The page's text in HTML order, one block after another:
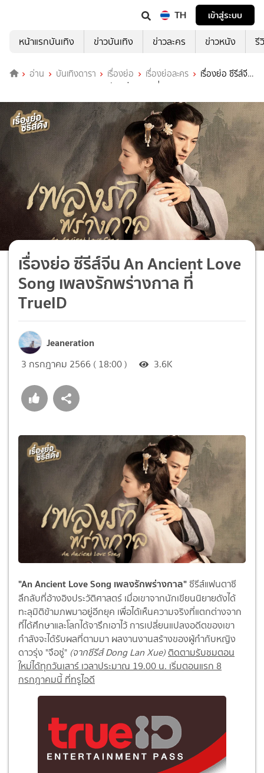
TH
เข้าสู่ระบบ
หน้าแรกบันเทิง
ข่าวบันเทิง ข่าวละคร ข่าวหนัง รี
อ่าน บันเทิงดารา เรื่องย่อ เรื่องย่อละคร
เรื่องย่อ ซีรีส์จีน
An Ancient Love Song เพลงรักพร่างกาล ที่ TrueID
เรื่องย่อ ซีรีส์จีน An Ancient Love
Song เพลงรักพร่างกาล ที่
TrueID
Jeaneration
3 กรกฎาคม 2566 ( 18:00 ) 3.6K
"An Ancient Love Song เพลงรักพร่างกาล"ซีรีส์แฟนตาซี
ลึกลับที่อ้างอิงประวัติศาสตร์ เมื่อเขาจากนักเขียนนิยายดังได้
ทะลุมิติข้ามภพมาอยู่อีกยุค เพื่อได้เห็นความจริงที่แตกต่างจาก
ที่ได้ศึกษาและโลกได้จารึกเอาไว้ การเปลี่ยนแปลงอดีตของเขา
กำลังจะได้รับผลที่ตามมา ผลงานงานสร้างของผู้กำกับหญิง
ดาวรุ่ง "จือซู่" (จากซีรีส์ Dong Lan Xue)ติดตามรับชมตอน
ใหม่ได้ทุกวันเสาร์ เวลาประมาณ 19.00 น. เริ่มตอนแรก 8
กรกฎาคมนี้ ที่ทรูไอดี